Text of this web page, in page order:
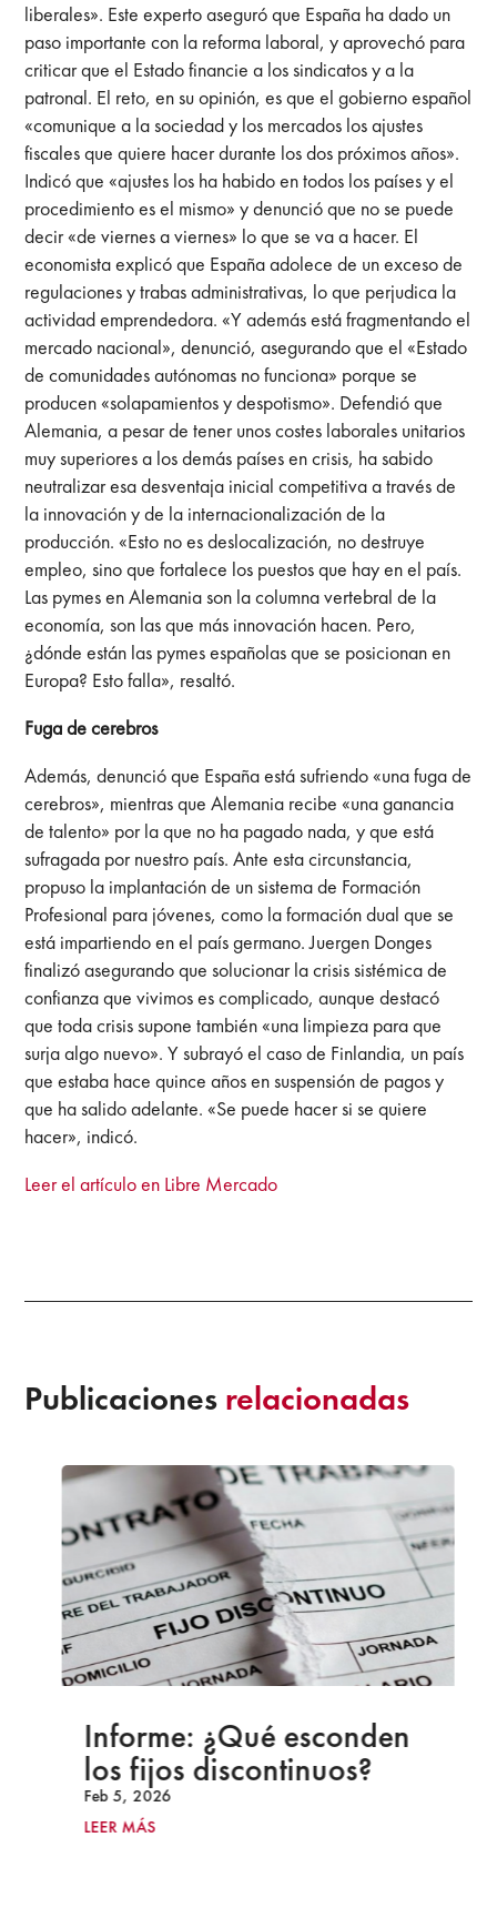
liberales». Este experto aseguró que España ha dado un
paso importante con la reforma laboral, y aprovechó para
criticar que el Estado financie a los sindicatos y a la
patronal. El reto, en su opinión, es que el gobierno español
«comunique a la sociedad y los mercados los ajustes
fiscales que quiere hacer durante los dos próximos años».
Indicó que «ajustes los ha habido en todos los países y el
procedimiento es el mismo» y denunció que no se puede
decir «de viernes a viernes» lo que se va a hacer. El
economista explicó que España adolece de un exceso de
regulaciones y trabas administrativas, lo que perjudica la
actividad emprendedora. «Y además está fragmentando el
mercado nacional», denunció, asegurando que el «Estado
de comunidades autónomas no funciona» porque se
producen «solapamientos y despotismo». Defendió que
Alemania, a pesar de tener unos costes laborales unitarios
muy superiores a los demás países en crisis, ha sabido
neutralizar esa desventaja inicial competitiva a través de
la innovación y de la internacionalización de la
producción. «Esto no es deslocalización, no destruye
empleo, sino que fortalece los puestos que hay en el país.
Las pymes en Alemania son la columna vertebral de la
economía, son las que más innovación hacen. Pero,
¿dónde están las pymes españolas que se posicionan en
Europa? Esto falla», resaltó.
Fuga de cerebros
Además, denunció que España está sufriendo «una fuga de
cerebros», mientras que Alemania recibe «una ganancia
de talento» por la que no ha pagado nada, y que está
sufragada por nuestro país. Ante esta circunstancia,
propuso la implantación de un sistema de Formación
Profesional para jóvenes, como la formación dual que se
está impartiendo en el país germano. Juergen Donges
finalizó asegurando que solucionar la crisis sistémica de
confianza que vivimos es complicado, aunque destacó
que toda crisis supone también «una limpieza para que
surja algo nuevo». Y subrayó el caso de Finlandia, un país
que estaba hace quince años en suspensión de pagos y
que ha salido adelante. «Se puede hacer si se quiere
hacer», indicó.
Leer el artículo en Libre Mercado
Publicaciones relacionadas
Informe: ¿Qué esconden
los fijos discontinuos?
Feb 5, 2026
LEER MÁS